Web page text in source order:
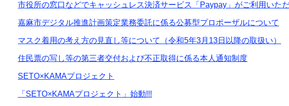
市役所の窓口などでキャッシュレス決済サービス「Paypay」がご利用いた
嘉麻市デジタル推進計画策定業務委託に係る公募型プロポーザルについて
マスク着用の考え方の見直し等について（令和5年3月13日以降の取扱い）
住民票の写し等の第三者交付および不正取得に係る本人通知制度
SETO×KAMAプロジェクト
「SETO×KAMAプロジェクト」始動!!!